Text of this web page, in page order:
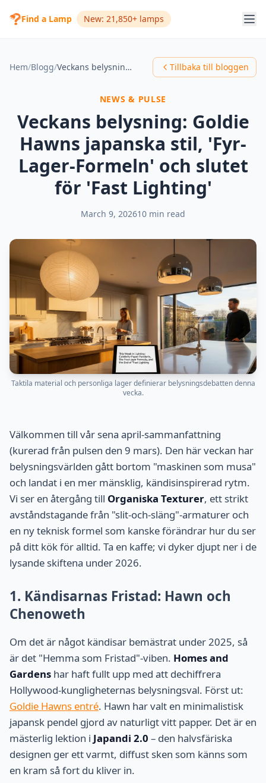
Find a Lamp New: 21,850+ lamps
Hem/Blogg/ Veckans belysning: Goldie Hawns japanska stil, 'Fyr-Lager-Formeln' och slutet för 'Fast Lighting' Tillbaka till bloggen
NEWS & PULSE
Veckans belysning: Goldie
Hawns japanska stil, 'Fyr-
Lager-Formeln' och slutet
för 'Fast Lighting'
March 9, 202610 min read
Taktila material och personliga lager definierar belysningsdebatten denna
vecka.
Välkommen till vår sena april-sammanfattning
(kurerad från pulsen den 9 mars). Den här veckan har
belysningsvärlden gått bortom "maskinen som musa"
och landat i en mer mänsklig, kändisinspirerad rytm.
Vi ser en återgång till Organiska Texturer, ett strikt
avståndstagande från "slit-och-släng"-armaturer och
en ny teknisk formel som kanske förändrar hur du ser
på ditt kök för alltid. Ta en kaffe; vi dyker djupt ner i de
lysande skiftena under 2026.
1. Kändisarnas Fristad: Hawn och
Chenoweth
Om det är något kändisar bemästrat under 2025, så
är det "Hemma som Fristad"-viben. Homes and
Gardens har haft fullt upp med att dechiffrera
Hollywood-kungligheternas belysningsval. Först ut:
Goldie Hawns entré. Hawn har valt en minimalistisk
japansk pendel gjord av naturligt vitt papper. Det är en
mästerlig lektion i Japandi 2.0 – den halvsfäriska
designen ger ett varmt, diffust sken som känns som
en kram så fort du kliver in.